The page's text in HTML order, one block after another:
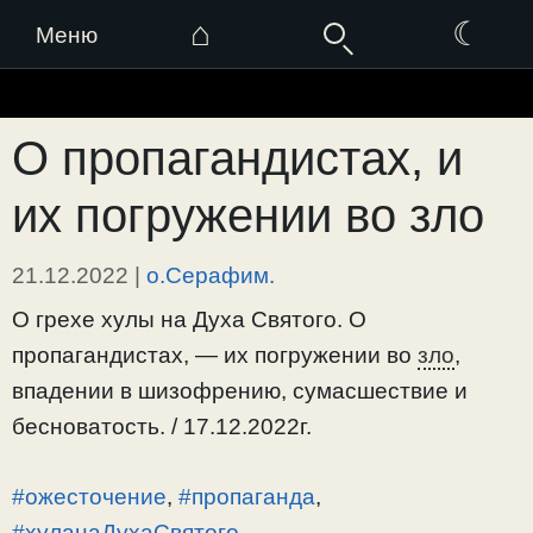
Меню ⌂ ☾
к
содержимому
О пропагандистах, и
их погружении во зло
21.12.2022 | о.Серафим.
О грехе хулы на Духа Святого. О
пропагандистах, — их погружении во зло,
впадении в шизофрению, сумасшествие и
бесноватость. / 17.12.2022г.
#ожесточение, #пропаганда,